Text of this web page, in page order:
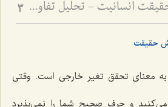
تشکیک در مراتب حقیقت انسانیت - تحلیل تفاوت صور ملکوتی افراد بر اساس شدت و ضعف فصل 3
حقیقت
معنای تحقق تغیر خارجى است. وقتى
و حرف صحیح شما را نمى‌پذیرد